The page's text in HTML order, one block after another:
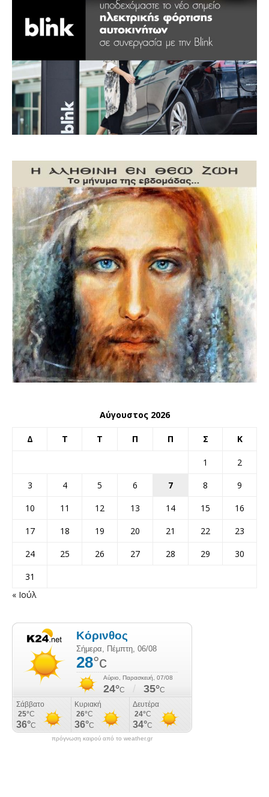
Αύγουστος 2026
Δ Τ Τ Π Π Σ Κ
1
2
3
4 5 6 7 8
9
10
11 12 13 14 15
16
17
18 19 20 21 22
23
24
25 26 27 28 29
30
31
« Ιούλ
πρόγνωση καιρού από το weather.gr